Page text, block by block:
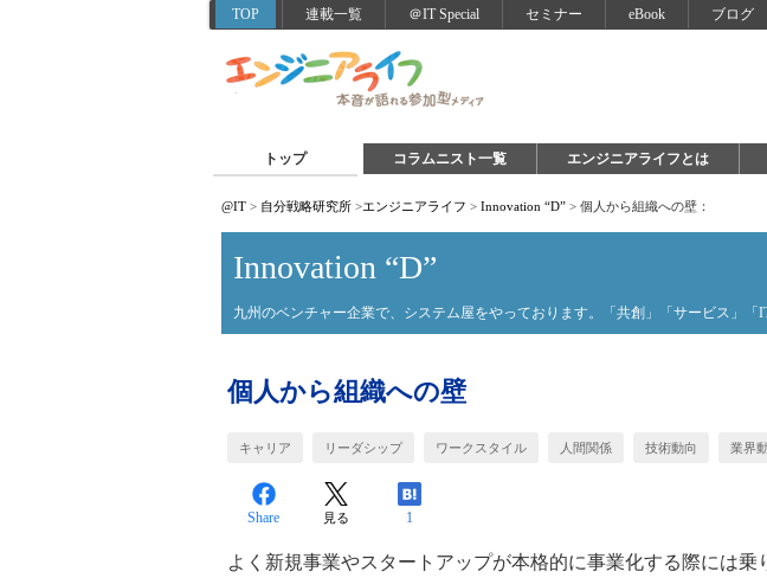
TOP 連載一覧 ＠IT Special セミナー eBook ブログ
トップ コラムニスト一覧 エンジニアライフとは
@IT > 自分戦略研究所 >エンジニアライフ > Innovation “D” > 個人から組織への壁：
Innovation “D”
九州のベンチャー企業で、システム屋をやっております。「共創」「サービス」「
個人から組織への壁
キャリア リーダシップ ワークスタイル 人間関係 技術動向 業界
Share 見る 1
よく新規事業やスタートアップが本格的に事業化する際には乗